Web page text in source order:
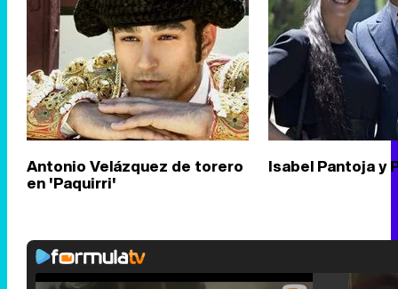
Antonio Velázquez de torero
en 'Paquirri'
Isabel Pantoja y